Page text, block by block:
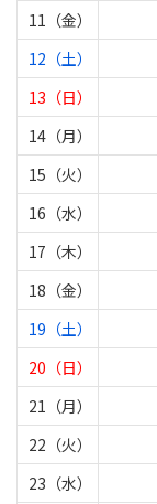
11（金）
12（土）
13（日）
14（月）
15（火）
16（水）
17（木）
18（金）
19（土）
20（日）
21（月）
22（火）
23（水）